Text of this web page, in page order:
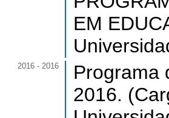
EM
2016 - 2016
Programa
2016.